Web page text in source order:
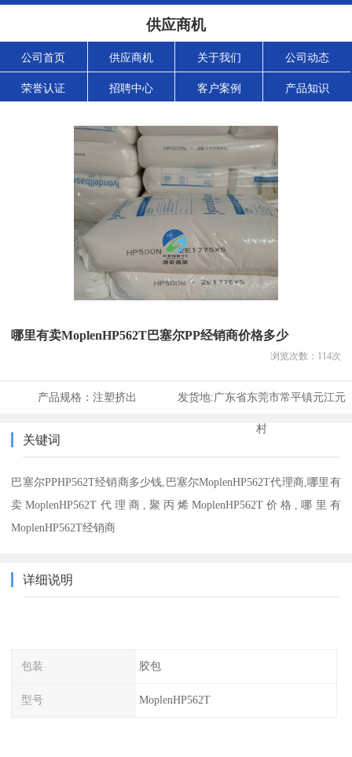
供应商机
公司首页 供应商机 关于我们 公司动态
荣誉认证 招聘中心 客户案例 产品知识
哪里有卖MoplenHP562T巴塞尔PP经销商价格多少
浏览次数： 114次
产品规格： 注塑挤出 发货地:广东省东莞市常平镇元江元
村
关键词
巴塞尔PPHP562T经销商多少钱,巴塞尔MoplenHP562T代理商,哪里有
卖MoplenHP562T代理商,聚丙烯MoplenHP562T价格,哪里有
MoplenHP562T经销商
详细说明
包装 胶包
型号 MoplenHP562T